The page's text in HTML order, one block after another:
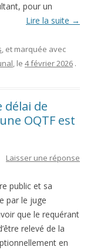
pour un
Lire la suite →
, et marquée avec
, le 4 février 2026 .
de
OQTF est
Laisser une réponse
public et sa
par le juge
que le requérant
relevé de la
en